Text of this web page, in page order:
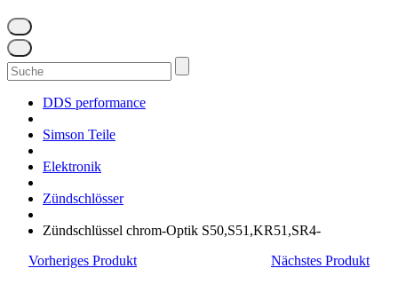
Suchen
nach:
DDS performance
Simson Teile
Elektronik
Zündschlösser
Zündschlüssel chrom-Optik S50,S51,KR51,SR4-
Vorheriges Produkt
Nächstes Produkt